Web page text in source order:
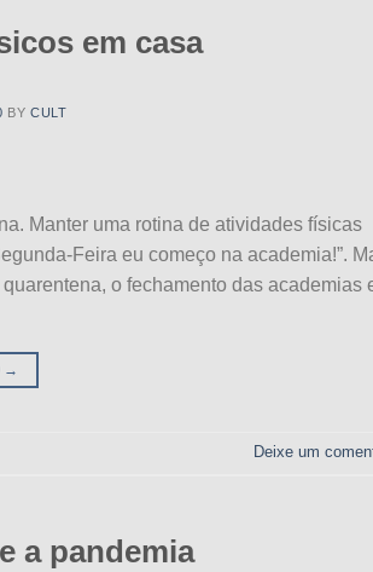
em casa
BY CULT
Manter uma rotina de atividades físicas
Feira eu começo na academia!”.
o fechamento das academias
→
Deixe um
a pandemia